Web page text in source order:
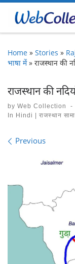
Skip to content
Home » Stories »
भाषा में » राजस्थान की
राजस्थान की
by Web Collection -
In Hindi | राजस्थान
Images
Previous